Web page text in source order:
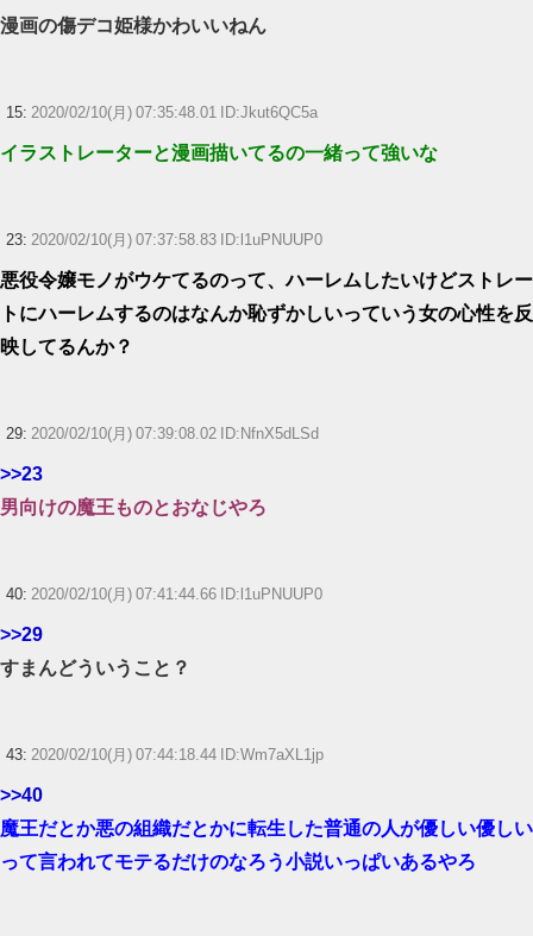
漫画の傷デコ姫様かわいいねん
15: 2020/02/10(月) 07:35:48.01 ID:Jkut6QC5a
イラストレーターと漫画描いてるの一緒って強いな
23: 2020/02/10(月) 07:37:58.83 ID:l1uPNUUP0
悪役令嬢モノがウケてるのって、ハーレムしたいけどストレー
トにハーレムするのはなんか恥ずかしいっていう女の心性を反
映してるんか？
29: 2020/02/10(月) 07:39:08.02 ID:NfnX5dLSd
>>23
男向けの魔王ものとおなじやろ
40: 2020/02/10(月) 07:41:44.66 ID:l1uPNUUP0
>>29
すまんどういうこと？
43: 2020/02/10(月) 07:44:18.44 ID:Wm7aXL1jp
>>40
魔王だとか悪の組織だとかに転生した普通の人が優しい優しい
って言われてモテるだけのなろう小説いっぱいあるやろ